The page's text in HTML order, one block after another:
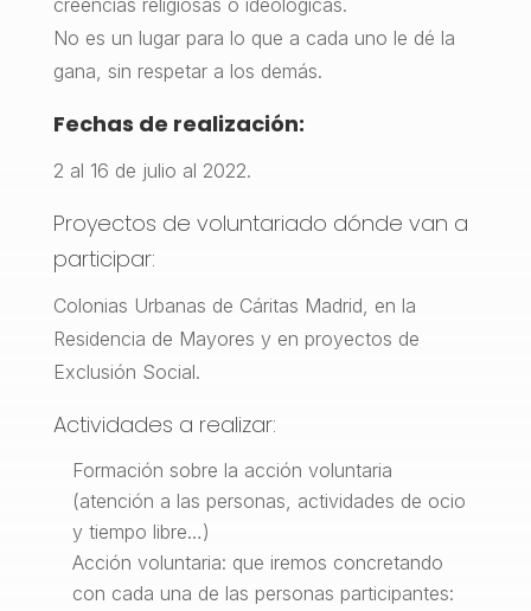
creencias religiosas o ideológicas.
No es un lugar para lo que a cada uno le dé la
gana, sin respetar a los demás.
Fechas de realización:
2 al 16 de julio al 2022.
Proyectos de voluntariado dónde van a
participar:
Colonias Urbanas de Cáritas Madrid, en la
Residencia de Mayores y en proyectos de
Exclusión Social.
Actividades a realizar:
Formación sobre la acción voluntaria
(atención a las personas, actividades de ocio
y tiempo libre…)
Acción voluntaria: que iremos concretando
con cada una de las personas participantes: